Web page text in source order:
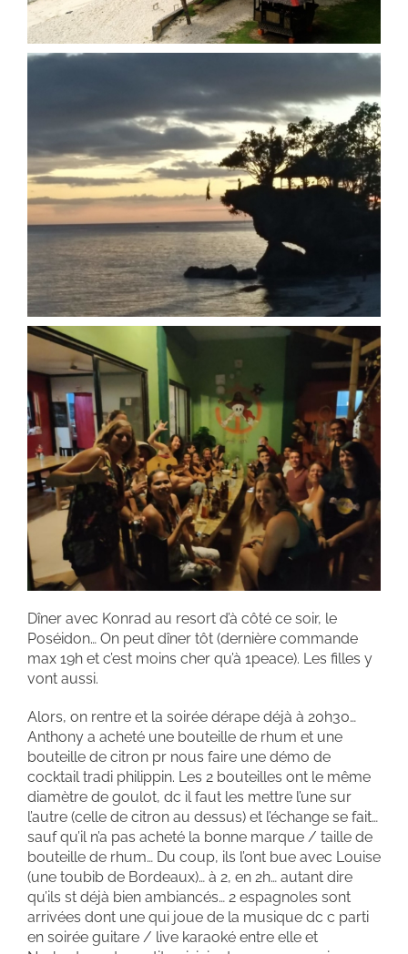
Dîner avec Konrad au resort d’à côté ce soir, le
Poséidon… On peut dîner tôt (dernière commande
max 19h et c’est moins cher qu’à 1peace). Les filles y
vont aussi.
Alors, on rentre et la soirée dérape déjà à 20h30…
Anthony a acheté une bouteille de rhum et une
bouteille de citron pr nous faire une démo de
cocktail tradi philippin. Les 2 bouteilles ont le même
diamètre de goulot, dc il faut les mettre l’une sur
l’autre (celle de citron au dessus) et l’échange se fait…
sauf qu’il n’a pas acheté la bonne marque / taille de
bouteille de rhum… Du coup, ils l’ont bue avec Louise
(une toubib de Bordeaux)… à 2, en 2h… autant dire
qu’ils st déjà bien ambiancés… 2 espagnoles sont
arrivées dont une qui joue de la musique dc c parti
en soirée guitare / live karaoké entre elle et